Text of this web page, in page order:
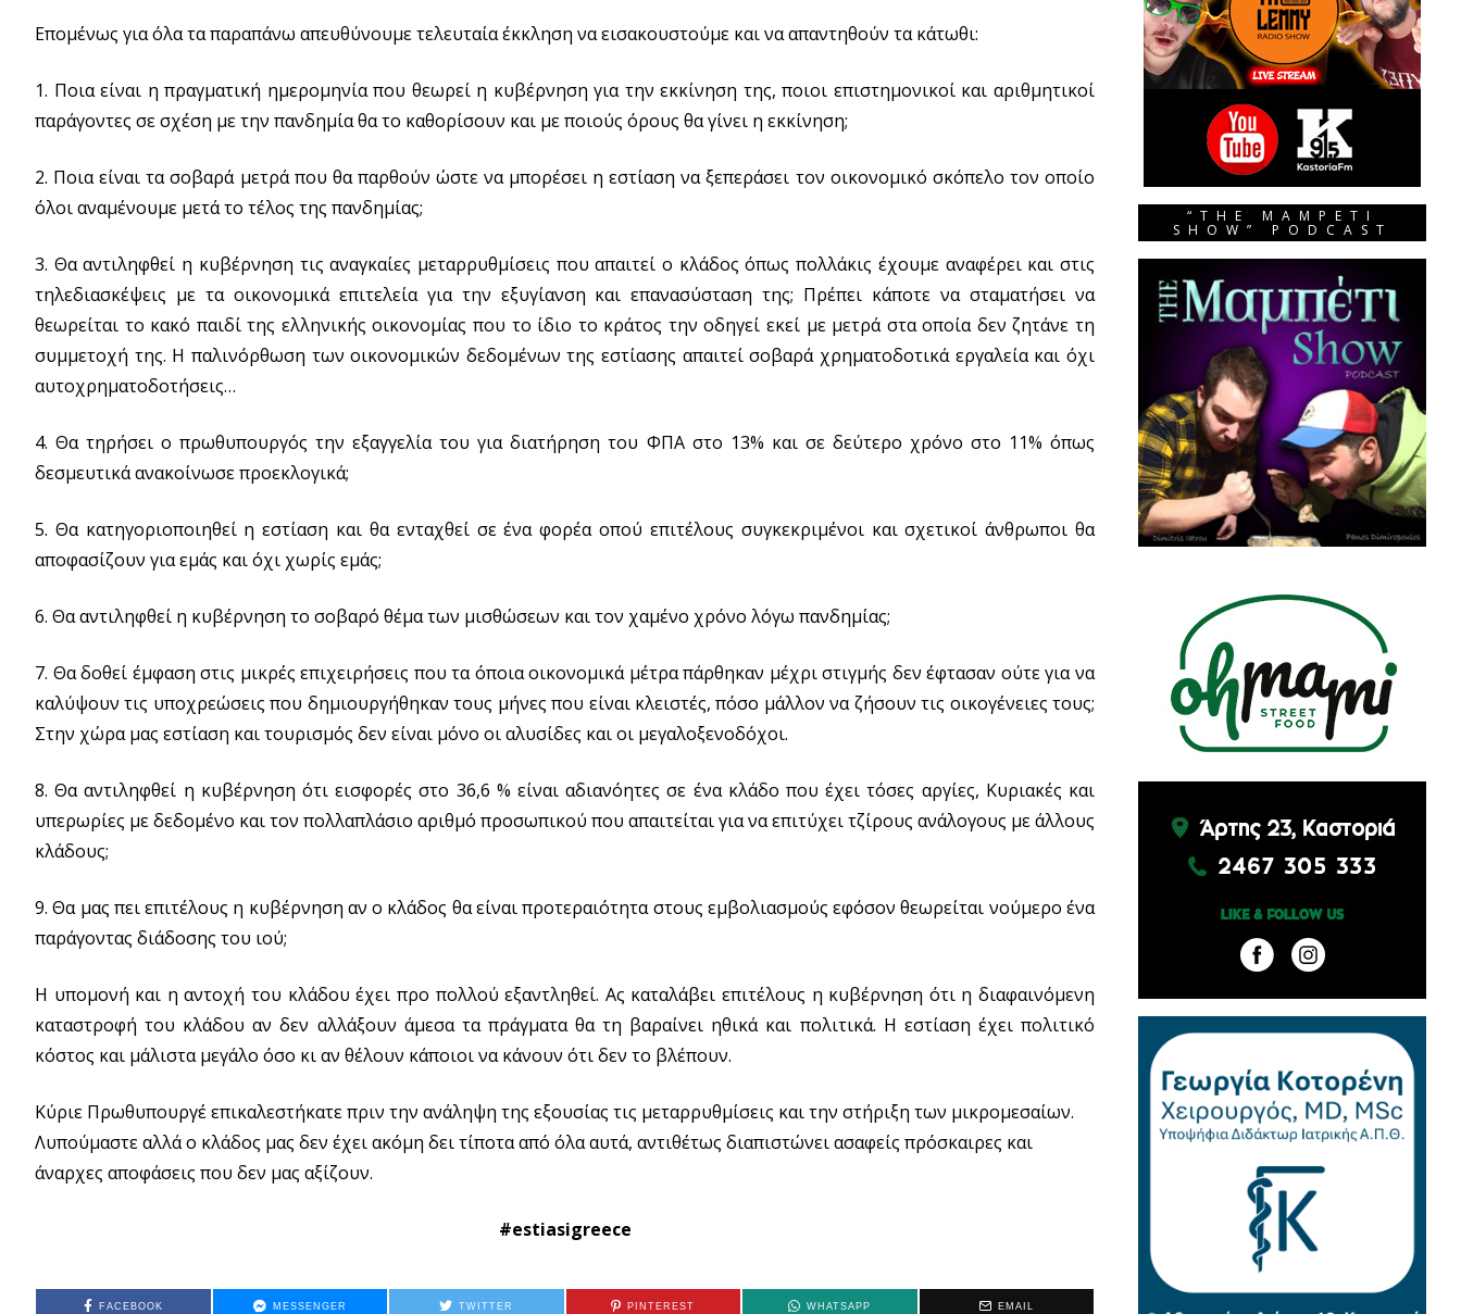
Επομένως για όλα τα παραπάνω απευθύνουμε τελευταία έκκληση να εισακουστούμε και να απαντηθούν τα κάτωθι:
1. Ποια είναι η πραγματική ημερομηνία που θεωρεί η κυβέρνηση για την εκκίνηση της, ποιοι επιστημονικοί και αριθμητικοί
παράγοντες σε σχέση με την πανδημία θα το καθορίσουν και με ποιούς όρους θα γίνει η εκκίνηση;
2. Ποια είναι τα σοβαρά μετρά που θα παρθούν ώστε να μπορέσει η εστίαση να ξεπεράσει τον οικονομικό σκόπελο τον οποίο
όλοι αναμένουμε μετά το τέλος της πανδημίας;
3. Θα αντιληφθεί η κυβέρνηση τις αναγκαίες μεταρρυθμίσεις που απαιτεί ο κλάδος όπως πολλάκις έχουμε αναφέρει και στις
τηλεδιασκέψεις με τα οικονομικά επιτελεία για την εξυγίανση και επανασύσταση της; Πρέπει κάποτε να σταματήσει να
θεωρείται το κακό παιδί της ελληνικής οικονομίας που το ίδιο το κράτος την οδηγεί εκεί με μετρά στα οποία δεν ζητάνε τη
συμμετοχή της. Η παλινόρθωση των οικονομικών δεδομένων της εστίασης απαιτεί σοβαρά χρηματοδοτικά εργαλεία και όχι
αυτοχρηματοδοτήσεις…
4. Θα τηρήσει ο πρωθυπουργός την εξαγγελία του για διατήρηση του ΦΠΑ στο 13% και σε δεύτερο χρόνο στο 11% όπως
δεσμευτικά ανακοίνωσε προεκλογικά;
5. Θα κατηγοριοποιηθεί η εστίαση και θα ενταχθεί σε ένα φορέα οπού επιτέλους συγκεκριμένοι και σχετικοί άνθρωποι θα
αποφασίζουν για εμάς και όχι χωρίς εμάς;
6. Θα αντιληφθεί η κυβέρνηση το σοβαρό θέμα των μισθώσεων και τον χαμένο χρόνο λόγω πανδημίας;
7. Θα δοθεί έμφαση στις μικρές επιχειρήσεις που τα όποια οικονομικά μέτρα πάρθηκαν μέχρι στιγμής δεν έφτασαν ούτε για να
καλύψουν τις υποχρεώσεις που δημιουργήθηκαν τους μήνες που είναι κλειστές, πόσο μάλλον να ζήσουν τις οικογένειες τους;
Στην χώρα μας εστίαση και τουρισμός δεν είναι μόνο οι αλυσίδες και οι μεγαλοξενοδόχοι.
8. Θα αντιληφθεί η κυβέρνηση ότι εισφορές στο 36,6 % είναι αδιανόητες σε ένα κλάδο που έχει τόσες αργίες, Κυριακές και
υπερωρίες με δεδομένο και τον πολλαπλάσιο αριθμό προσωπικού που απαιτείται για να επιτύχει τζίρους ανάλογους με άλλους
κλάδους;
9. Θα μας πει επιτέλους η κυβέρνηση αν ο κλάδος θα είναι προτεραιότητα στους εμβολιασμούς εφόσον θεωρείται νούμερο ένα
παράγοντας διάδοσης του ιού;
Η υπομονή και η αντοχή του κλάδου έχει προ πολλού εξαντληθεί. Ας καταλάβει επιτέλους η κυβέρνηση ότι η διαφαινόμενη
καταστροφή του κλάδου αν δεν αλλάξουν άμεσα τα πράγματα θα τη βαραίνει ηθικά και πολιτικά. Η εστίαση έχει πολιτικό
κόστος και μάλιστα μεγάλο όσο κι αν θέλουν κάποιοι να κάνουν ότι δεν το βλέπουν.
Κύριε Πρωθυπουργέ επικαλεστήκατε πριν την ανάληψη της εξουσίας τις μεταρρυθμίσεις και την στήριξη των μικρομεσαίων.
Λυπούμαστε αλλά ο κλάδος μας δεν έχει ακόμη δει τίποτα από όλα αυτά, αντιθέτως διαπιστώνει ασαφείς πρόσκαιρες και
άναρχες αποφάσεις που δεν μας αξίζουν.
#estiasigreece
FACEBOOK MESSENGER TWITTER PINTEREST WHATSAPP EMAIL
“THE MAMPETI
SHOW” PODCAST